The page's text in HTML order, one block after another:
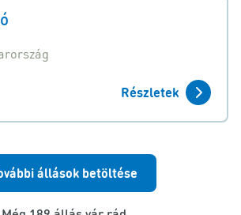
Részletek
állások betöltése